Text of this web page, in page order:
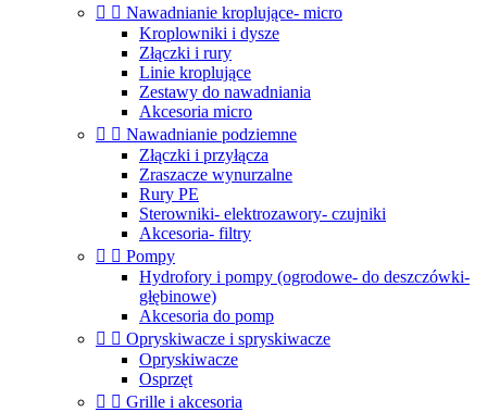
  Nawadnianie kroplujące- micro
Kroplowniki i dysze
Złączki i rury
Linie kroplujące
Zestawy do nawadniania
Akcesoria micro
  Nawadnianie podziemne
Złączki i przyłącza
Zraszacze wynurzalne
Rury PE
Sterowniki- elektrozawory- czujniki
Akcesoria- filtry
  Pompy
Hydrofory i pompy (ogrodowe- do deszczówki-
głębinowe)
Akcesoria do pomp
  Opryskiwacze i spryskiwacze
Opryskiwacze
Osprzęt
  Grille i akcesoria